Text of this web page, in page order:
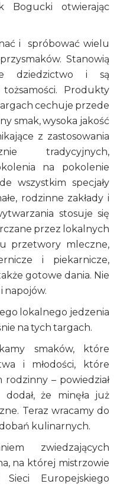
Bogucki otwierając
i spróbować wielu
Stanowią
dziedzictwo i są
Produkty
cechuje przede
smak, wysoka jakość
z zastosowania
tradycyjnych,
na pokolenie
wszystkim specjały
rodzinne zakłady i
stosuje się
przez lokalnych
przetwory mleczne,
i piekarnicze,
gotowe dania. Nie
napojów.
lokalnego jedzenia
na tych targach.
smaków, które
i młodości, które
– powiedział
że minęła już
Teraz wracamy do
kulinarnych.
zwiedzających
na której mistrzowie
Europejskiego